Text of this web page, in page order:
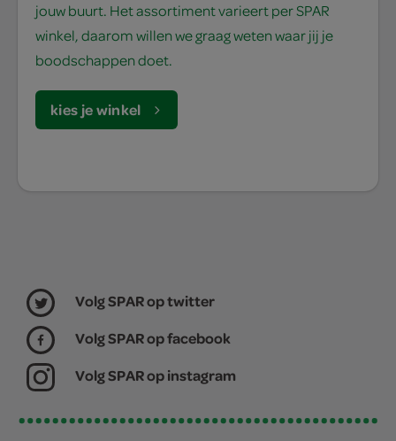
jouw buurt. Het assortiment varieert per SPAR
winkel, daarom willen we graag weten waar jij je
boodschappen doet.
kies je winkel
Volg SPAR op twitter
Volg SPAR op facebook
Volg SPAR op instagram